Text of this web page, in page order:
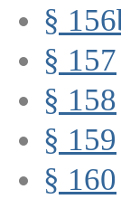
§
§ 157
§ 158
§ 159
§ 160